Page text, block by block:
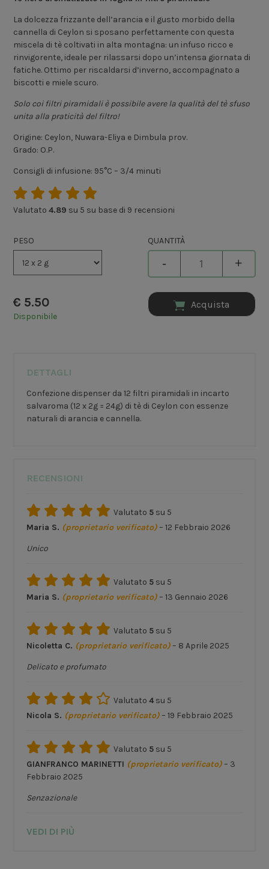
La dolcezza frizzante dell’arancia e il gusto morbido della
cannella di Ceylon si sposano perfettamente con questa
miscela di tè coltivati in alta montagna: un infuso ricco e
rinvigorente, ideale per rilassarsi dopo un’intensa giornata di
fatiche. Ottimo per riscaldarsi d’inverno, accompagnato a
biscotti e miele scuro.
Solo coi filtri piramidali è possibile avere la qualità del tè sfuso
unita alla praticità del filtro!
Origine: Ceylon, Nuwara-Eliya e Dimbula prov.
Grado: O.P.
Consigli di infusione: 95°C – 3/4 minuti
Valutato4.89 su 5 su base di 9 recensioni
PESO
€ 5.50
Disponibile
QUANTITÀ
- +
Acquista
DETTAGLI
Confezione dispenser da 12 filtri piramidali in incarto
salvaroma (12 x 2g = 24g) di tè di Ceylon con essenze
naturali di arancia e cannella.
RECENSIONI
Valutato 5 su 5
Maria S. (proprietario verificato) – 12 Febbraio 2026
Unico
Valutato 5 su 5
Maria S. (proprietario verificato) – 13 Gennaio 2026
Valutato 5 su 5
Nicoletta C. (proprietario verificato) – 8 Aprile 2025
Delicato e profumato
Valutato4su 5
Nicola S. (proprietario verificato) – 19 Febbraio 2025
Valutato 5 su 5
GIANFRANCO MARINETTI (proprietario verificato) – 3
Febbraio 2025
Senzazionale
VEDI DI PIÙ